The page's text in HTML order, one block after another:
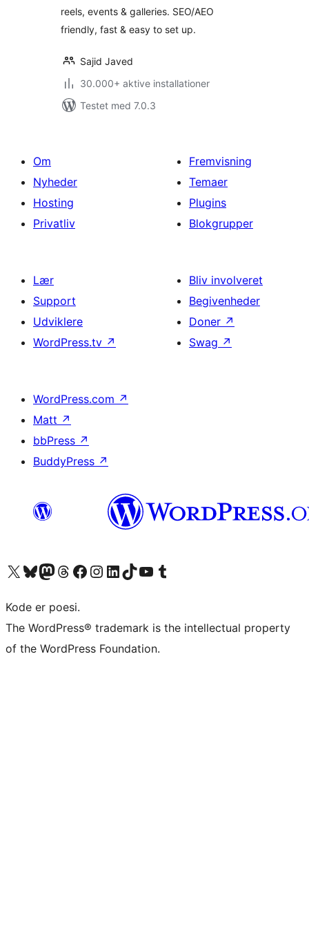
reels, events & galleries. SEO/AEO
friendly, fast & easy to set up.
Sajid Javed
30.000+ aktive installationer
Testet med 7.0.3
Om
Nyheder
Hosting
Privatliv
Fremvisning
Temaer
Plugins
Blokgrupper
Lær
Support
Udviklere
WordPress.tv ↗
Bliv involveret
Begivenheder
Doner ↗
Swag ↗
WordPress.com ↗
Matt ↗
bbPress ↗
BuddyPress ↗
Besøg vores X (tidligere Twitter) konto
Besøg vores Bluesky-konto
Besøg vores Mastodon konto
Besøg vores Threads-konto
Besøg vores Facebook sideBesøg vores Instagram konto
Besøg vores LinkedIn konto
Besøg vores TikTok-konto
Besøg vores YouTube-kanalBesøg vores Tumblr-konto
Kode er poesi.
The WordPress® trademark is the intellectual property
of the WordPress Foundation.